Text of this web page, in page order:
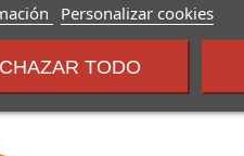
sobre
y
condiciones
Personalizar cookies
TODO